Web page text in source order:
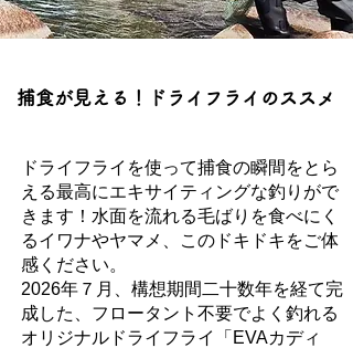
捕食が見える！ドライフライのススメ
ドライフライを使って捕食の瞬間をとら
える最高にエキサイティングな釣りがで
きます！ 水面を流れる毛ばりを食べにく
るイワナやヤマメ、
このドキドキをご体
感ください。
​2026年７月、 構想期間二十数年を経て完
成した、フロータント不要でよく釣れる
オリジナルドライフライ「EVAカディ